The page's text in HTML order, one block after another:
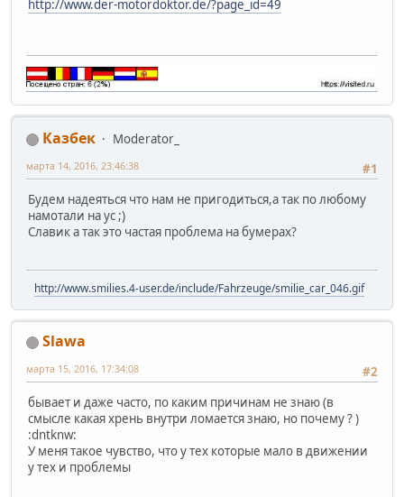
http://www.der-motordoktor.de/?page_id=49
Казбек
Moderator_
#1
марта 14, 2016, 23:46:38
Будем надеяться что нам не пригодиться,а так по любому
намотали на ус ;)
Славик а так это частая проблема на бумерах?
http://www.smilies.4-user.de/include/Fahrzeuge/smilie_car_046.gif
Slawa
#2
марта 15, 2016, 17:34:08
бывает и даже часто, по каким причинам не знаю (в
смысле какая хрень внутри ломается знаю, но почему ? )
:dntknw:
У меня такое чувство, что у тех которые мало в движении
у тех и проблемы